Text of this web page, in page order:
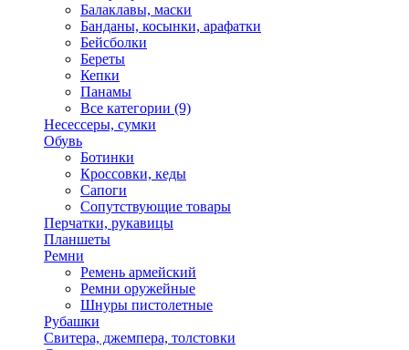
Балаклавы, маски
Банданы, косынки, арафатки
Бейсболки
Береты
Кепки
Панамы
Все категории (9)
Несессеры, сумки
Обувь
Ботинки
Кроссовки, кеды
Сапоги
Сопутствующие товары
Перчатки, рукавицы
Планшеты
Ремни
Ремень армейский
Ремни оружейные
Шнуры пистолетные
Рубашки
Свитера, джемпера, толстовки